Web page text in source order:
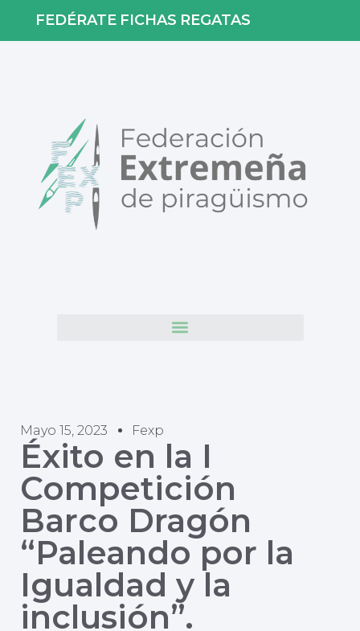
FEDÉRATE FICHAS REGATAS
Mayo 15, 2023 Fexp
Éxito en la I
Competición
Barco Dragón
“Paleando por la
Igualdad y la
inclusión”.